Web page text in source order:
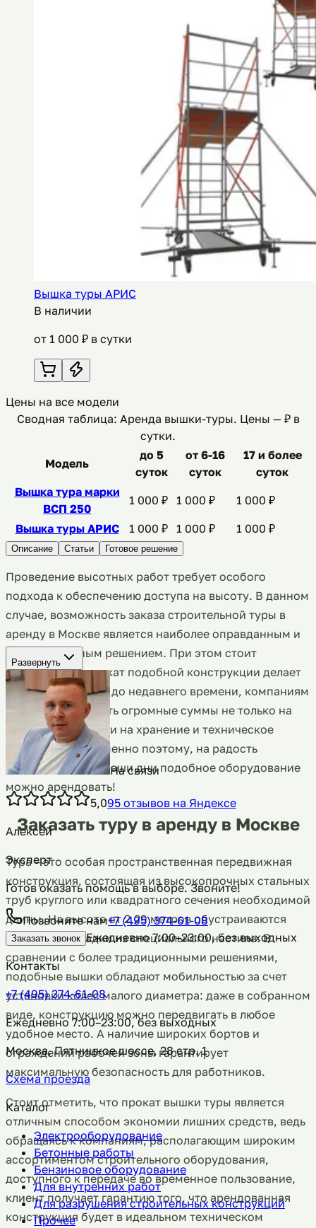
Вышка туры АРИС
В наличии
от 1 000 ₽ в сутки
Цены на все модели
Сводная таблица: Аренда вышки-туры. Цены — ₽ в
сутки.
Модель
до 5
суток
от 6-16
суток
17 и более
суток
Вышка тура марки
ВСП 250
1 000 ₽ 1 000 ₽ 1 000 ₽
Вышка туры АРИС
1 000 ₽ 1 000 ₽ 1 000 ₽
Описание Статьи Готовое решение
Проведение высотных работ требует особого
подхода к обеспечению доступа на высоту. В данном
случае, возможность заказа строительной туры в
аренду в Москве является наиболее оправданным и
целесообразным решением. При этом стоит
отметить, что прокат подобной конструкции делает
её еще доступнее: до недавнего времени, компаниям
доводилось тратить огромные суммы не только на
приобретение, но и на хранение и техническое
обслуживание. Именно поэтому, на радость
небольшим СК, в наши дни подобное оборудование
можно арендовать!
Заказать туру в аренду в Москве
Тура – это особая пространственная передвижная
конструкция, состоящая из высокопрочных стальных
труб круглого или квадратного сечения необходимой
длины. На высоте от 2,29 метров обустраиваются
рабочие площадки из специального настила. В
сравнении с более традиционными решениями,
подобные вышки обладают мобильностью за счет
установки колес малого диаметра: даже в собранном
виде, конструкцию можно передвигать в любое
удобное место. А наличие широких бортов и
ограждений рабочей зоны гарантирует
максимальную безопасность для работников.
Стоит отметить, что прокат вышки туры является
отличным способом экономии лишних средств, ведь
обращаясь к компаниям, располагающим широким
ассортиментом строительного оборудования,
доступного к передаче во временное пользование,
клиент получает гарантию того, что арендованная
конструкция будет в идеальном техническом
Развернуть
На связи
5,095 отзывов на Яндексе
Алексей
Эксперт
Готов оказать помощь в выборе. Звоните!
Позвоните нам+7 (495) 374-61-08
Заказать звонок Ежедневно 7:00–23:00, без выходных
Контакты
+7 (495) 374-61-08
Ежедневно 7:00–23:00, без выходных
Москва, Пятницкое шоссе, 28 стр. 1
Схема проезда
Каталог
Электрооборудование
Бетонные работы
Бензиновое оборудование
Для внутренних работ
Для разрушения строительных конструкций
Прочее